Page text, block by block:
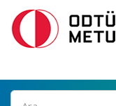
Ara